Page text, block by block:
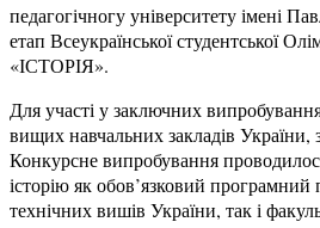
педагогічногу університету імені
етап Всеукраїнської студентської
«ІСТОРІЯ».
Для участі у заключних
вищих навчальних закладів України,
Конкурсне випробування
історію як обов’язковий програмний
технічних вишів України, так і